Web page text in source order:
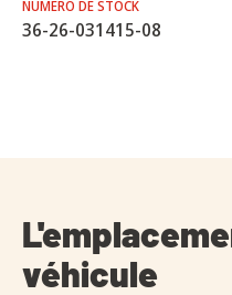
NUMÉRO DE STOCK
36-26-031415-08
véhicule